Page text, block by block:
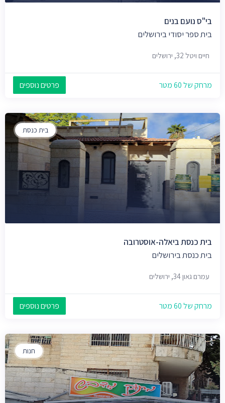
בי"ס נועם בנים
בית ספר יסודי בירושלים
חיים ויטל 32, ירושלים
מרחק של 60 מטר פרטים נוספים
בית כנסת
בית כנסת ביאלה-אוסטרובה
בית כנסת בירושלים
עמרם גאון 34, ירושלים
מרחק של 60 מטר פרטים נוספים
חנות